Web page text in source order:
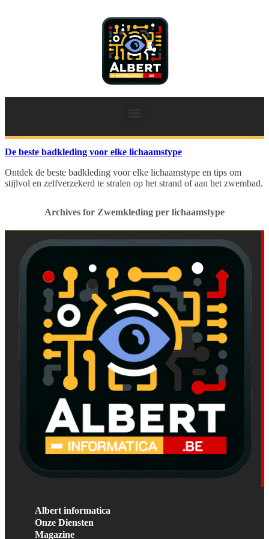
De beste badkleding voor elke lichaamstype
Ontdek de beste badkleding voor elke lichaamstype en tips om
stijlvol en zelfverzekerd te stralen op het strand of aan het zwembad.
Archives for Zwemkleding per lichaamstype
Albert informatica
Onze Diensten
Magazine